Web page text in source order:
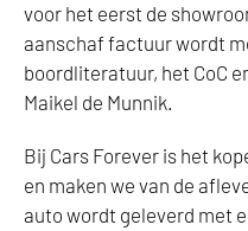
voor het eerst de
aanschaf factuur wordt
boordliteratuur, het CoC
Maikel de Munnik.
Bij Cars Forever is het
en maken we van de
auto wordt geleverd met